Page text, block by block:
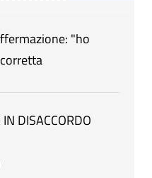
"ho
DISACCORDO